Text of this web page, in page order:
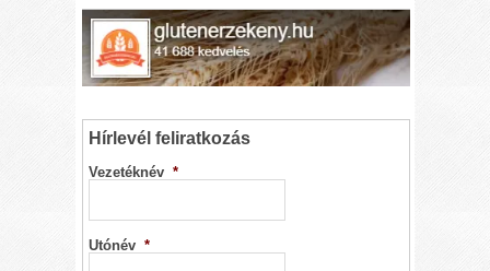
Hírlevél feliratkozás
Vezetéknév *
Utónév *